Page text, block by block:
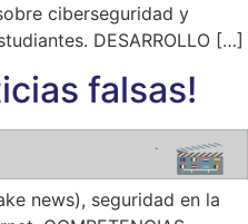
ciberseguridad y
DESARROLLO […]
falsas!
news), seguridad en la